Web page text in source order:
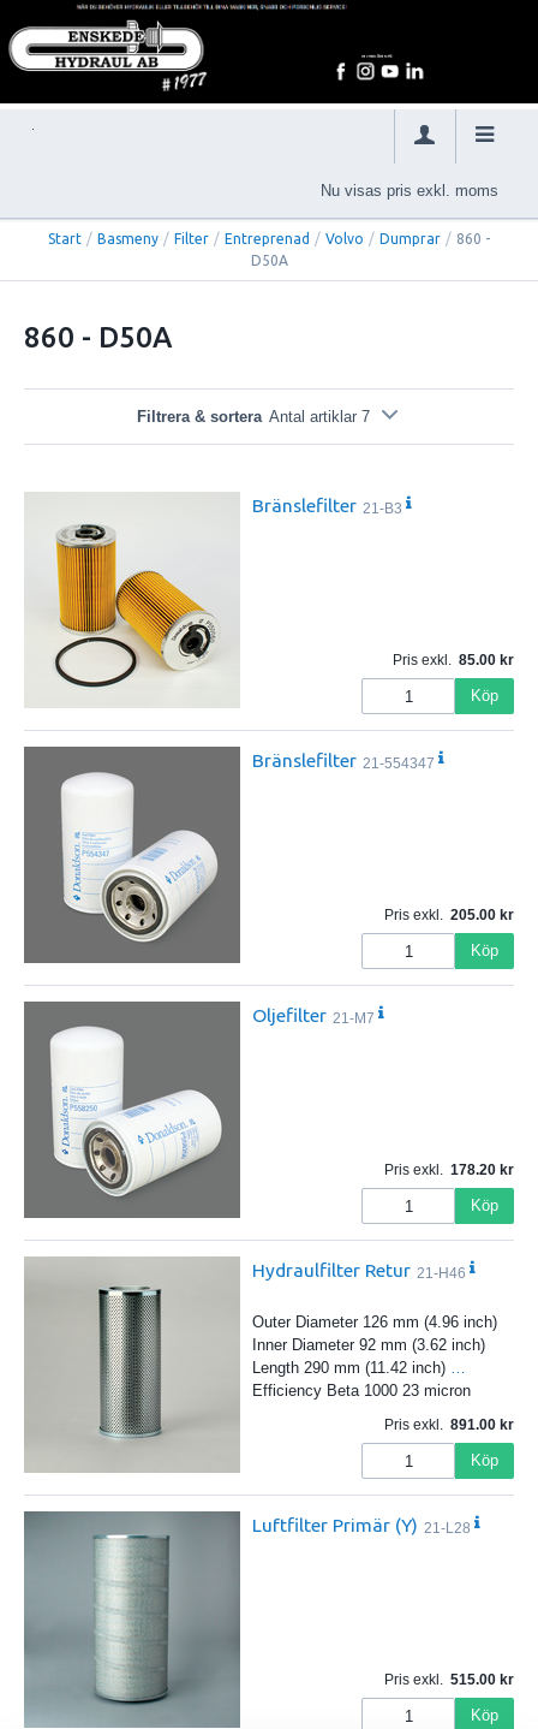
Nu visas pris exkl. moms
Start / Basmeny / Filter / Entreprenad / Volvo / Dumprar / 860 -
D50A
860 - D50A
Filtrera & sortera Antal artiklar 7
Bränslefilter 21-B3
Pris exkl. 85.00
Köp
Bränslefilter 21-554347
Pris exkl. 205.00
Köp
Oljefilter 21-M7
Pris exkl. 178.20
Köp
Hydraulfilter Retur 21-H46
Outer Diameter 126 mm (4.96 inch)
Inner Diameter 92 mm (3.62 inch)
Length 290 mm (11.42 inch)
Efficiency Beta 1000 23 micron
Pris exkl. 891.00
Köp
Luftfilter Primär (Y) 21-L28
Pris exkl. 515.00
Köp